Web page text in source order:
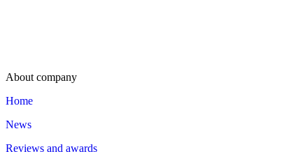
About company
Home
News
Reviews and awards